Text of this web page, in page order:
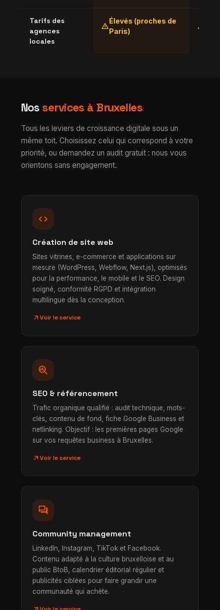
Tarifs des
agences
locales
warning
Élevés (proches de
Paris)
warning
Nosservices à Bruxelles
Tous les leviers de croissance digitale sous un
même toit. Choisissez celui qui correspond à votre
priorité, ou demandez un audit gratuit : nous vous
orientons sans engagement.
code
Création de site web
Sites vitrines, e-commerce et applications sur
mesure (WordPress, Webflow, Next.js), optimisés
pour la performance, le mobile et le SEO. Design
soigné, conformité RGPD et intégration
multilingue dès la conception.
arrow_outwardVoir le service
search_insights
SEO & référencement
Trafic organique qualifié : audit technique, mots-
clés, contenu de fond, fiche Google Business et
netlinking. Objectif : les premières pages Google
sur vos requêtes business à Bruxelles.
arrow_outwardVoir le service
forum
Community management
LinkedIn, Instagram, TikTok et Facebook.
Contenu adapté à la culture bruxelloise et au
public BtoB, calendrier éditorial régulier et
publicités ciblées pour faire grandir une
communauté qui achète.